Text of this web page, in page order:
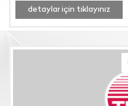
detaylar için tıklayınız